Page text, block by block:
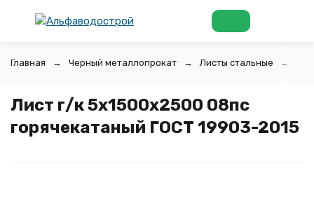
Главная Черный металлопрокат Листы стальные
Лист г/к 5х1500x2500 08пс
горячекатаный ГОСТ 19903-2015